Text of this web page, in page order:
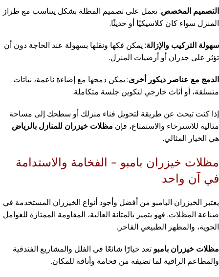
التصميم المخصص: نعمل على تصميم المظلة بشكل يتناسب مع طراز
المنزل سواء كان كلاسيكيًا أو حديثًا.
سهولة التركيب والإزالة: يمكن فكها ونقلها بسهولة عند الحاجة دون أن
تؤثر على جدران أو أرضيات المنزل.
الدمج مع عناصر ديكور أخرى: يمكن دمجها مع إضاءة ناعمة، نباتات
متسلقة، أو أثاث خارجي لتكوين جلسة متكاملة.
إذا كنت تبحث عن طريقة لتحويل فناء منزلك أو سطحك إلى مساحة
مثالية للاسترخاء والاستمتاع، فإن مظلات خيزران للمنازل بالرياض
هي الخيار المثالي.
مظلات خيزران بامبو – الفخامة والاستدامة
في آن واحد
يعتبر الخيزران البامبو من أفضل وأجود أنواع الخيزران المستخدمة في
صناعة المظلات. فهو يتميز بالمتانة العالية، المقاومة الممتازة للعوامل
الجوية، والمظهر الطبيعي الفاخر.
مظلات خيزران بامبو تعد خيارًا شائعًا في الفلل والمشاريع الفندقية
والمطاعم الراقية لما تضيفه من فخامة وأناقة للمكان.